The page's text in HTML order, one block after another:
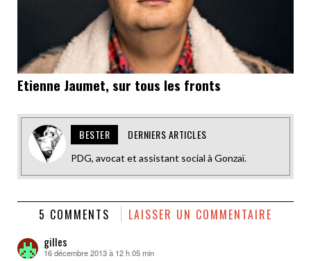
Etienne Jaumet, sur tous les fronts
BESTER DERNIERS ARTICLES
PDG, avocat et assistant social à Gonzaï.
5 COMMENTS LAISSER UN COMMENTAIRE
gilles
dit :
16 décembre 2013 à 12 h 05 min